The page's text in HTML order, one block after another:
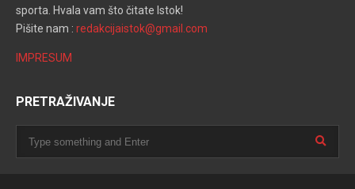
sporta. Hvala vam što čitate Istok!
Pišite nam : redakcijaistok@gmail.com
IMPRESUM
PRETRAŽIVANJE